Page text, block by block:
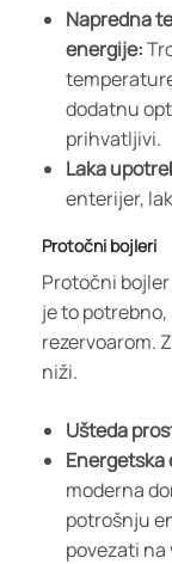
Napredna
energije:
dodatnu
prihvatljivi.
Laka
enterijer,
Protočni bojleri
Protočni
je to
rezervoarom.
niži.
Ušteda
moderna
potrošnju
povezati